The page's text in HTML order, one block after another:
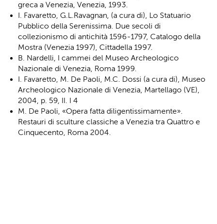
greca a Venezia, Venezia, 1993.
I. Favaretto, G.L.Ravagnan, (a cura di), Lo Statuario
Pubblico della Serenissima. Due secoli di
collezionismo di antichità 1596-1797, Catalogo della
Mostra (Venezia 1997), Cittadella 1997.
B. Nardelli, I cammei del Museo Archeologico
Nazionale di Venezia, Roma 1999.
I. Favaretto, M. De Paoli, M.C. Dossi (a cura di), Museo
Archeologico Nazionale di Venezia, Martellago (VE),
2004, p. 59, II. I 4
M. De Paoli, «Opera fatta diligentissimamente».
Restauri di sculture classiche a Venezia tra Quattro e
Cinquecento, Roma 2004.